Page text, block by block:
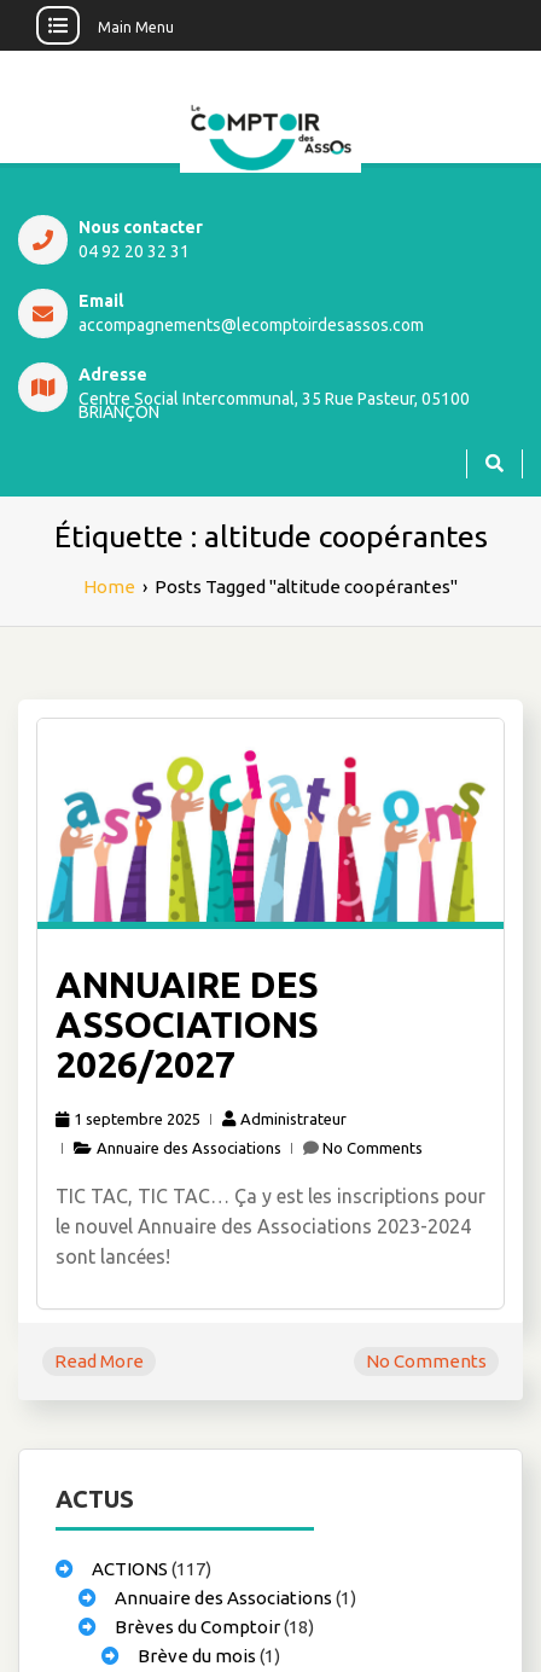
Main Menu
Nous contacter
04 92 20 32 31
Email
accompagnements@lecomptoirdesassos.com
Adresse
Centre Social Intercommunal, 35 Rue Pasteur, 05100
BRIANÇON
Étiquette : altitude coopérantes
Home › Posts Tagged "altitude coopérantes"
ANNUAIRE DES
ASSOCIATIONS
2026/2027
1 septembre 2025
Administrateur
Annuaire des Associations
No Comments
TIC TAC, TIC TAC… Ça y est les inscriptions pour
le nouvel Annuaire des Associations 2023-2024
sont lancées!
Read More No Comments
ACTUS
ACTIONS (117)
Annuaire des Associations (1)
Brèves du Comptoir(18)
Brève du mois (1)